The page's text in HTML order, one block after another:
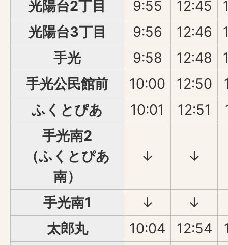
光陽台2丁目
9:55 12:45
光陽台3丁目
9:56 12:46
手光
9:58 12:48
手光公民館前
10:00 12:50
ふくとぴあ
10:01 12:51
手光南2
（ふくとぴあ
南）
↓ ↓
手光南1 ↓
↓
太郎丸
10:04 12:54